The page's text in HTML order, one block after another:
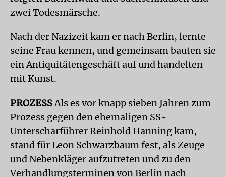
zwei Todesmärsche.
Nach der Nazizeit kam er nach Berlin, lernte
seine Frau kennen, und gemeinsam bauten sie
ein Antiquitätengeschäft auf und handelten
mit Kunst.
PROZESSAls es vor knapp sieben Jahren zum
Prozess gegen den ehemaligen SS-
Unterscharführer Reinhold Hanning kam,
stand für Leon Schwarzbaum fest, als Zeuge
und Nebenkläger aufzutreten und zu den
Verhandlungsterminen von Berlin nach